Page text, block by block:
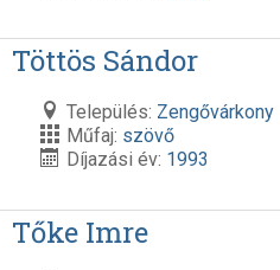
Töttös Sándor
Település: Zengővárkony
Műfaj: szövő
Díjazási év: 1993
Tőke Imre